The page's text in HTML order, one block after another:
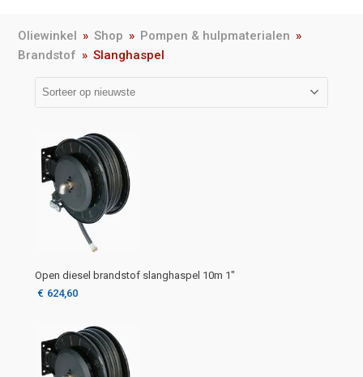
Oliewinkel » Shop » Pompen & hulpmaterialen »
Brandstof » Slanghaspel
Open diesel brandstof slanghaspel 10m 1″
€ 624,60